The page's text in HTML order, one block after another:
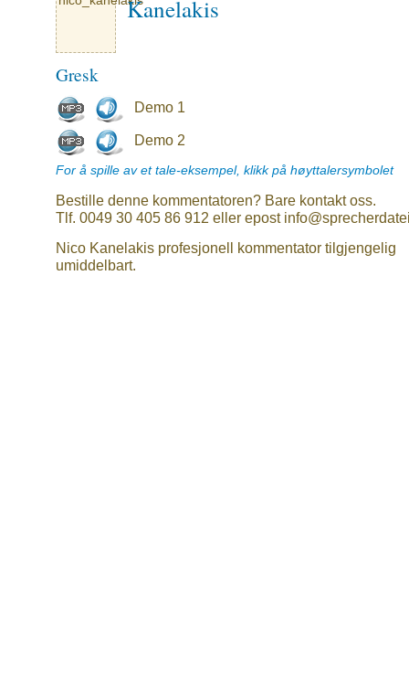
Kanelakis
Gresk
Demo 1
Demo 2
For å spille av et tale-eksempel, klikk på høyttalersymbolet
Bestille denne kommentatoren? Bare kontakt oss.
Tlf. 0049 30 405 86 912 eller epost
Nico Kanelakis profesjonell kommentator tilgjengelig
umiddelbart.